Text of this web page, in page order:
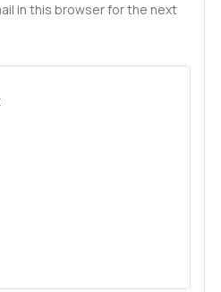
in this browser for the next